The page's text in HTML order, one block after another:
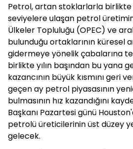
Petrol, artan stoklarlarla birlikte
seviyelere ulaşan petrol
Ülkeler Topluluğu (OPEC) ve
bulunduğu ortaklarının küresel
gidermeye yönelik çabalarına
birlikte yılın başından bu yana
kazancının büyük kısmını geri
geçen ay petrol piyasasının
bulmasının hız kazandığını
Başkanı Pazartesi günü
petrolü üreticilerinin üst düzey
gelecek.